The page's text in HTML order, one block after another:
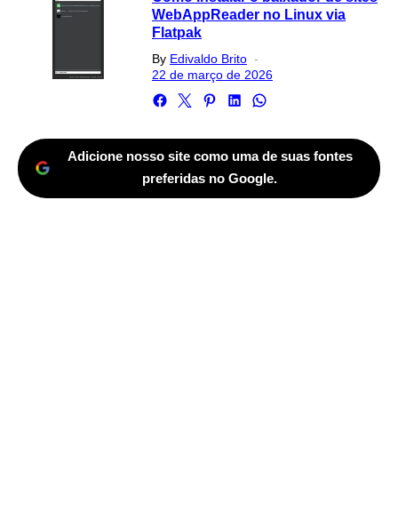
WebAppReader no Linux via
Flatpak
By Edivaldo Brito
on
22 de março de 2026
Adicione nosso site como uma de suas fontes
preferidas no Google.